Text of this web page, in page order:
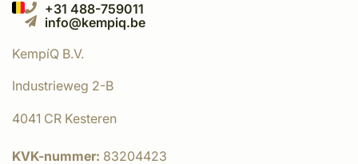
+31 488-759011
info@kempiq.be
KempíQ B.V.
Industrieweg 2-B
4041 CR Kesteren
KVK-nummer: 83204423